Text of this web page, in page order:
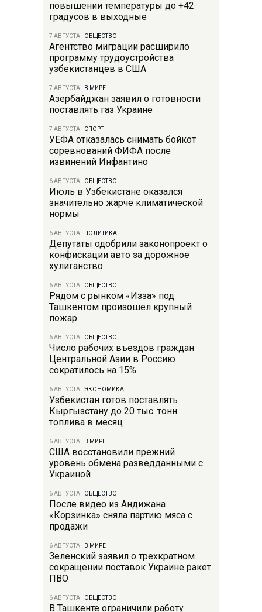
повышении температуры до +42
градусов в выходные
7 АВГУСТА ОБЩЕСТВО
Агентство миграции расширило
программу трудоустройства
узбекистанцев в США
7 АВГУСТА В МИРЕ
Азербайджан заявил о готовности
поставлять газ Украине
7 АВГУСТА СПОРТ
УЕФА отказалась снимать бойкот
соревнований ФИФА после
извинений Инфантино
6 АВГУСТА ОБЩЕСТВО
Июль в Узбекистане оказался
значительно жарче климатической
нормы
6 АВГУСТА ПОЛИТИКА
Депутаты одобрили законопроект о
конфискации авто за дорожное
хулиганство
6 АВГУСТА ОБЩЕСТВО
Рядом с рынком «Изза» под
Ташкентом произошел крупный
пожар
6 АВГУСТА ОБЩЕСТВО
Число рабочих въездов граждан
Центральной Азии в Россию
сократилось на 15%
6 АВГУСТА ЭКОНОМИКА
Узбекистан готов поставлять
Кыргызстану до 20 тыс. тонн
топлива в месяц
6 АВГУСТА В МИРЕ
США восстановили прежний
уровень обмена разведданными с
Украиной
6 АВГУСТА ОБЩЕСТВО
После видео из Андижана
«Корзинка» сняла партию мяса с
продажи
6 АВГУСТА В МИРЕ
Зеленский заявил о трехкратном
сокращении поставок Украине ракет
ПВО
6 АВГУСТА ОБЩЕСТВО
В Ташкенте ограничили работу